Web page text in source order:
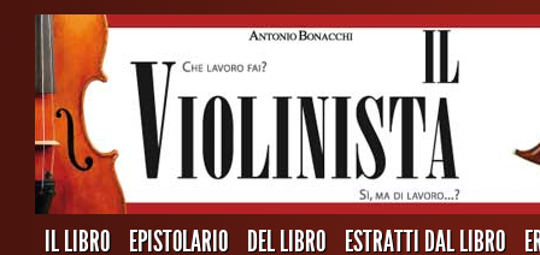
IL LIBRO EPISTOLARIO DEL LIBRO ESTRATTI DAL LIBRO